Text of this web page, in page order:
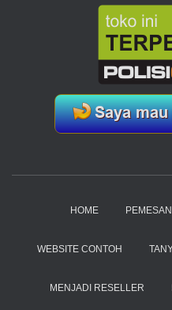
HOME
WEBSITE CONTOH
MENJADI RESELLER